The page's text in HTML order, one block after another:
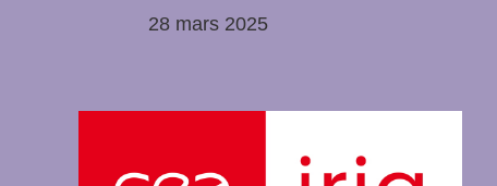
28 mars 2025